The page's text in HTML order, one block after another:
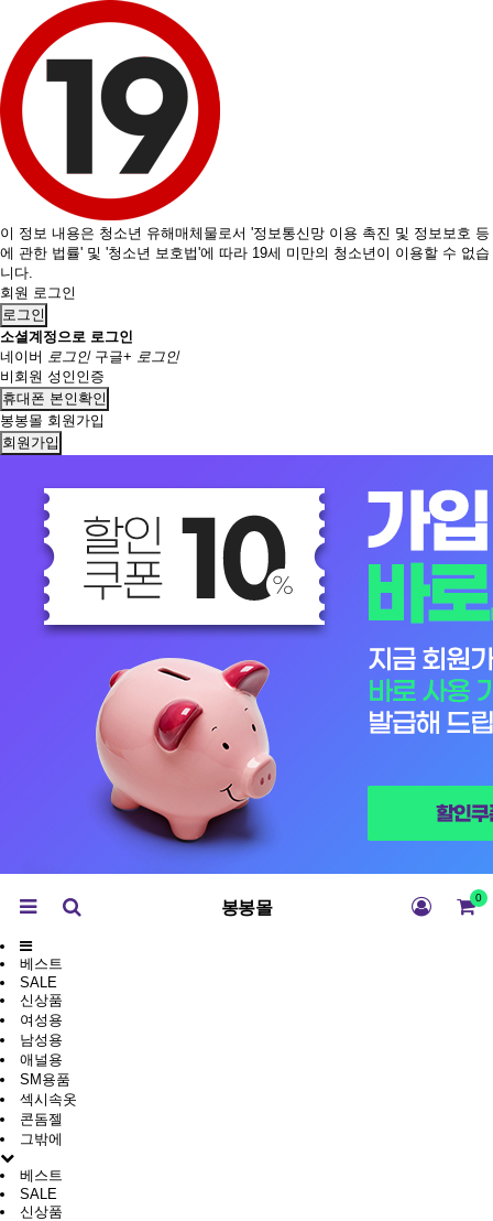
이 정보 내용은 청소년 유해매체물로서 '정보통신망 이용 촉진 및 정보보호 등
에 관한 법률' 및 '청소년 보호법'에 따라 19세 미만의 청소년이 이용할 수 없습
니다.
회원 로그인
로그인
소셜계정으로 로그인
네이버 로그인 구글+ 로그인
비회원 성인인증
휴대폰 본인확인
봉봉몰 회원가입
회원가입
봉봉몰 0
베스트
SALE
신상품
여성용
남성용
애널용
SM용품
섹시속옷
콘돔젤
그밖에
베스트
SALE
신상품